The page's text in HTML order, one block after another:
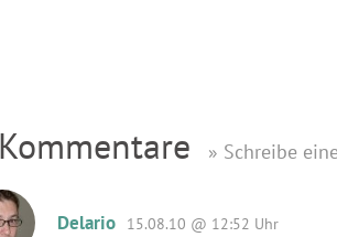
» Schreibe
Delario 15.08.10 @ 12:52 Uhr